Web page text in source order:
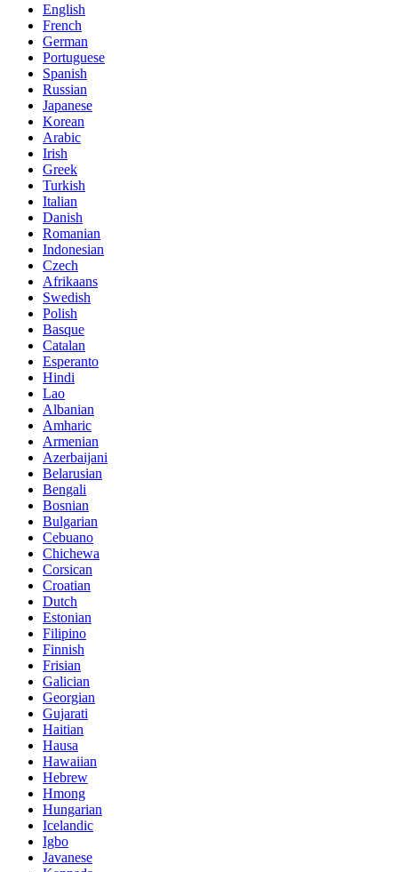
English
French
German
Portuguese
Spanish
Russian
Japanese
Korean
Arabic
Irish
Greek
Turkish
Italian
Danish
Romanian
Indonesian
Czech
Afrikaans
Swedish
Polish
Basque
Catalan
Esperanto
Hindi
Lao
Albanian
Amharic
Armenian
Azerbaijani
Belarusian
Bengali
Bosnian
Bulgarian
Cebuano
Chichewa
Corsican
Croatian
Dutch
Estonian
Filipino
Finnish
Frisian
Galician
Georgian
Gujarati
Haitian
Hausa
Hawaiian
Hebrew
Hmong
Hungarian
Icelandic
Igbo
Javanese